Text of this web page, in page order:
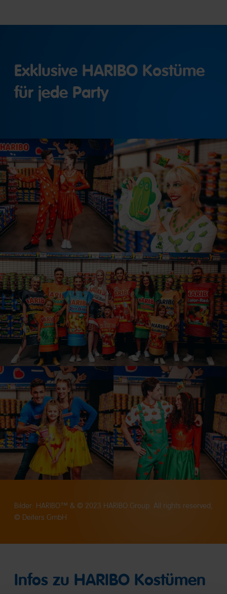
Exklusive HARIBO Kostüme
für jede Party
Bilder: HARIBO™ & © 2023 HARIBO Group. All rights reserved,
© Deiters GmbH
Infos zu HARIBO Kostümen